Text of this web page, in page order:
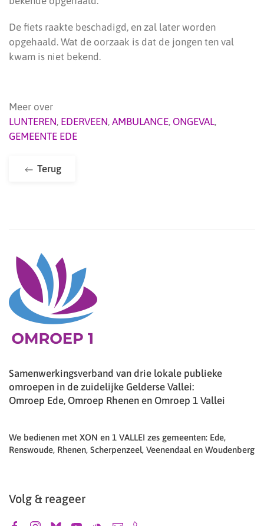
De fiets raakte beschadigd, en zal later worden
opgehaald. Wat de oorzaak is dat de jongen ten val
kwam is niet bekend.
Meer over
LUNTEREN, EDERVEEN, AMBULANCE, ONGEVAL,
GEMEENTE EDE
Terug
Samenwerkingsverband van drie lokale publieke
omroepen in de zuidelijke Gelderse Vallei:
Omroep Ede, Omroep Rhenen en Omroep 1 Vallei
We bedienen met XON en 1 VALLEI zes gemeenten: Ede,
Renswoude, Rhenen, Scherpenzeel, Veenendaal en Woudenberg
Volg & reageer